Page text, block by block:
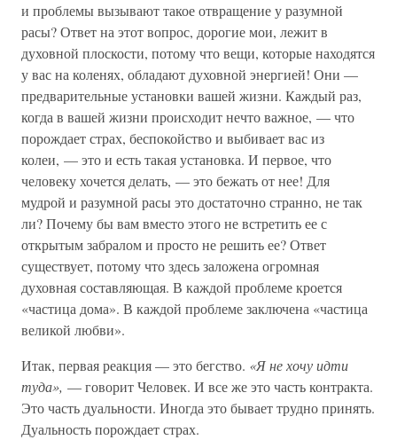
и проблемы вызывают такое отвращение у разумной
расы? Ответ на этот вопрос, дорогие мои, лежит в
духовной плоскости, потому что вещи, которые находятся
у вас на коленях, обладают духовной энергией! Они —
предварительные установки вашей жизни. Каждый раз,
когда в вашей жизни происходит нечто важное, — что
порождает страх, беспокойство и выбивает вас из
колеи, — это и есть такая установка. И первое, что
человеку хочется делать, — это бежать от нее! Для
мудрой и разумной расы это достаточно странно, не так
ли? Почему бы вам вместо этого не встретить ее с
открытым забралом и просто не решить ее? Ответ
существует, потому что здесь заложена огромная
духовная составляющая. В каждой проблеме кроется
«частица дома». В каждой проблеме заключена «частица
великой любви».
Итак, первая реакция — это бегство. «Я не хочу идти
туда», — говорит Человек. И все же это часть контракта.
Это часть дуальности. Иногда это бывает трудно принять.
Дуальность порождает страх.